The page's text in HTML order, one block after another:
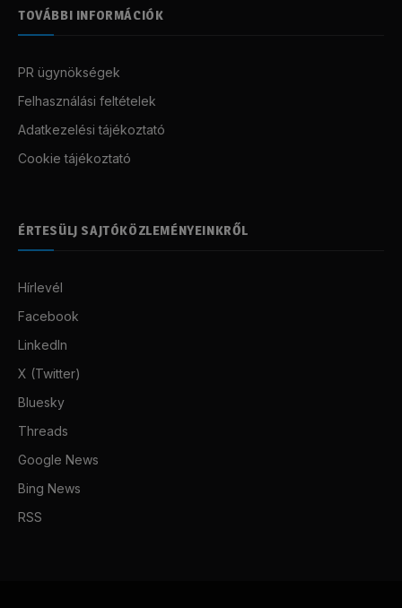
TOVÁBBI INFORMÁCIÓK
PR ügynökségek
Felhasználási feltételek
Adatkezelési tájékoztató
Cookie tájékoztató
ÉRTESÜLJ SAJTÓKÖZLEMÉNYEINKRŐL
Hírlevél
Facebook
LinkedIn
X (Twitter)
Bluesky
Threads
Google News
Bing News
RSS